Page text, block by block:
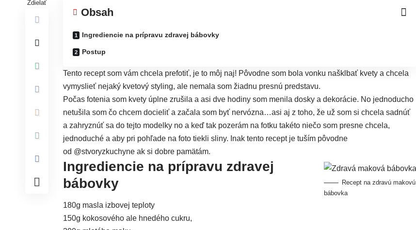
Zdielať
Obsah
Ingrediencie na prípravu zdravej bábovky
Postup
Tento recept som vám chcela prefotiť, je to môj naj! Pôvodne som bola vonku našklbať kvety a chcela
vymyslieť nejaký kvetový styling, ale nemala som žiadnu presnú predstavu.
Počas fotenia som kvety úplne zrušila a asi dve hodiny som menila dosky a dekorácie. No jednoducho
netušila som čo chcem docieliť a začala som byť nervózna…asi aj z toho, že už som si chcela sadnúť
a zahryznúť sa do tejto modelky no a keď tak pozerám na fotku takéto niečo som presne chcela,
jednoduché a aby pri pohľade na foto tiekli sliny. Inak tento recept je tuším pôvodne
od @stvoryzkuchyne ak si dobre pamätám.
Recept na zdravú makovú
bábovka
Ingrediencie na prípravu zdravej
bábovky
180g masla izbovej teploty
150g kokosového ale hnedého cukru,